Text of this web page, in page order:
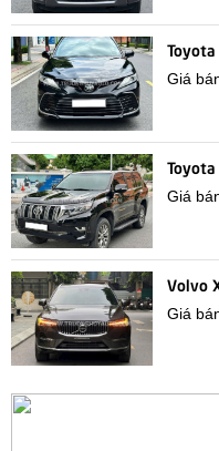
Giá
Giá
Volvo
Giá